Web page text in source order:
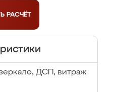
РАСЧЁТ
ДСП, витраж